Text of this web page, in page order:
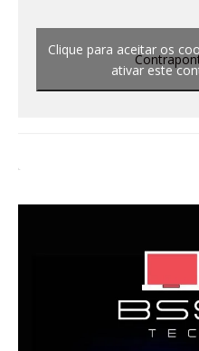
Clique para aceitar os
ativar este